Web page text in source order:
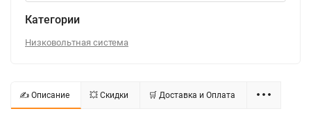
Категории
Низковольтная система
✍ Описание 💥 Скидки 🛒 Доставка и Оплата